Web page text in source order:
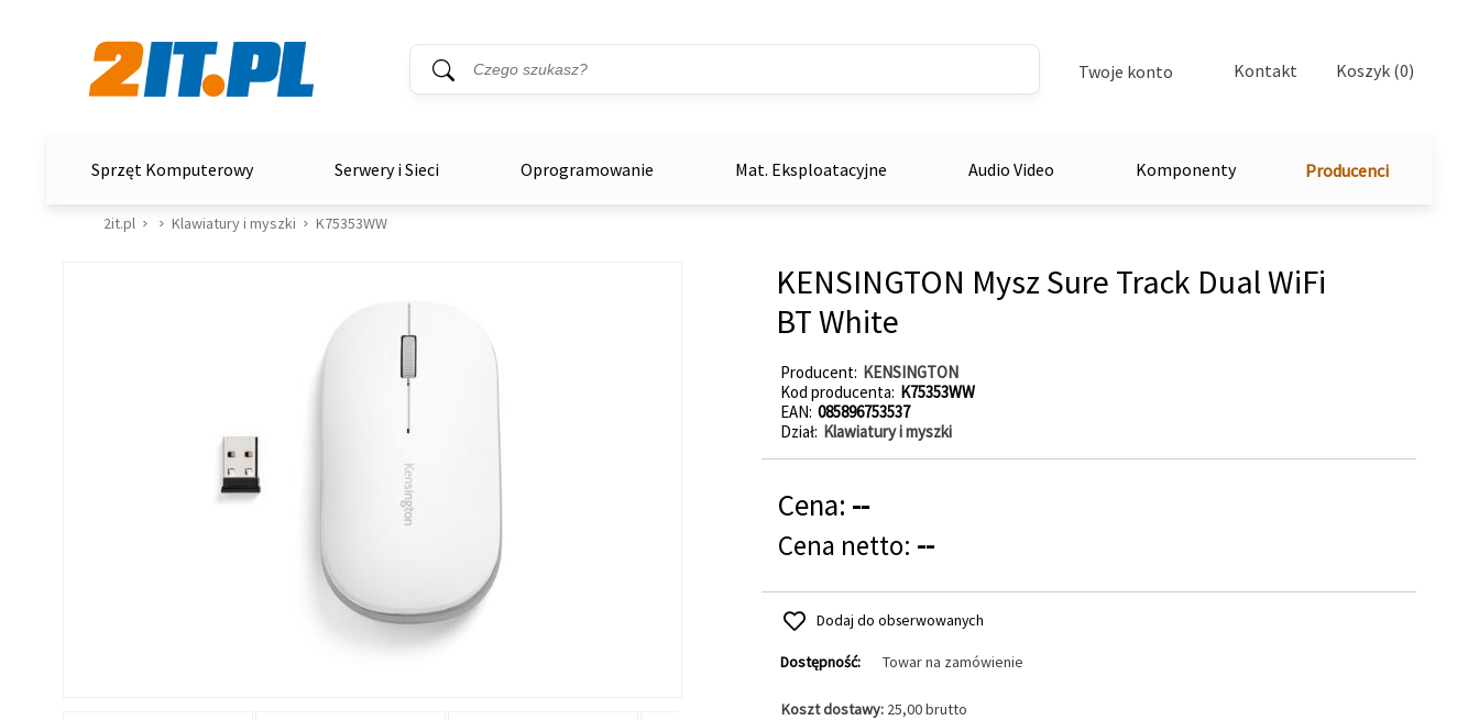
Wyszukiwarka
Słowo kluczowe
Twoje konto Kontakt Koszyk (0)
Sprzęt Komputerowy Serwery i Sieci Oprogramowanie Mat. Eksploatacyjne Audio Video Komponenty Producenci
2it.pl Klawiatury i myszki K75353WW
KENSINGTON Mysz Sure Track Dual WiFi
BT White
Producent KENSINGTON
Kod producenta K75353WW
EAN 085896753537
Dział Klawiatury i myszki
Cena: --
Cena netto: --
Dodaj do obserwowanych
Dostępność: Towar na zamówienie
Koszt dostawy: 25,00 brutto